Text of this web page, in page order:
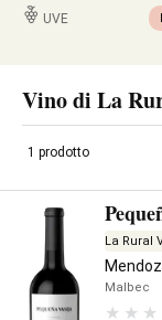
UVE
Vino di La
1 prodotto
La Rural
Malbec